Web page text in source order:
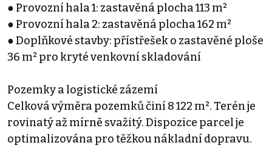
● Provozní hala 1: zastavěná plocha 113 m²
● Provozní hala 2: zastavěná plocha 162 m²
● Doplňkové stavby: přístřešek o zastavěné ploše
36 m² pro kryté venkovní skladování
Pozemky a logistické zázemí
Celková výměra pozemků činí 8 122 m². Terén je
rovinatý až mírně svažitý. Dispozice parcel je
optimalizována pro těžkou nákladní dopravu.